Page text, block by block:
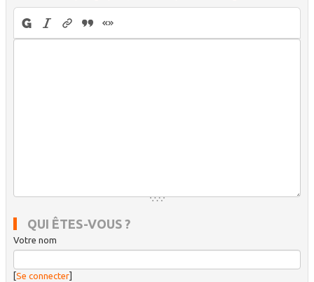
QUI ÊTES-VOUS ?
Votre nom
Se connecter]